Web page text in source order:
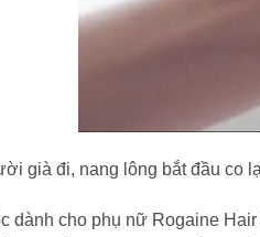
già đi, nang lông bắt đầu co
dành cho phụ nữ Rogaine